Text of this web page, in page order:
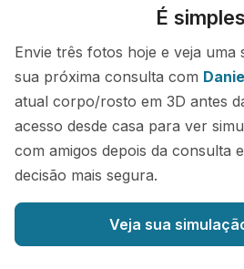
É
Envie três fotos hoje e veja uma
sua próxima consulta com
atual corpo/rosto em 3D antes
acesso desde casa para ver
com amigos depois da consulta
decisão mais segura.
Veja sua